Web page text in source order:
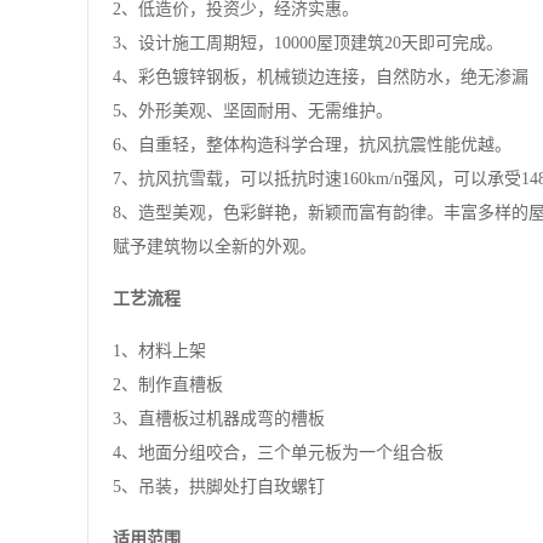
2、低造价，投资少，经济实惠。
3、设计施工周期短，10000屋顶建筑20天即可完成。
4、彩色镀锌钢板，机械锁边连接，自然防水，绝无渗漏
5、外形美观、坚固耐用、无需维护。
6、自重轻，整体构造科学合理，抗风抗震性能优越。
7、抗风抗雪载，可以抵抗时速160km/n强风，可以承受
8、造型美观，色彩鲜艳，新颖而富有韵律。丰富多样的屋
赋予建筑物以全新的外观。
工艺流程
1、材料上架
2、制作直槽板
3、直槽板过机器成弯的槽板
4、地面分组咬合，三个单元板为一个组合板
5、吊装，拱脚处打自玫螺钉
适用范围